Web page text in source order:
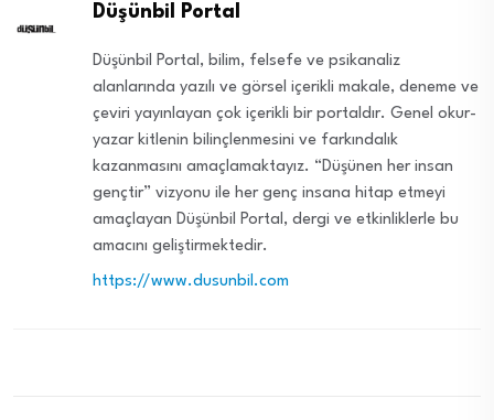
Düşünbil Portal
Düşünbil Portal, bilim, felsefe ve psikanaliz
alanlarında yazılı ve görsel içerikli makale, deneme ve
çeviri yayınlayan çok içerikli bir portaldır. Genel okur-
yazar kitlenin bilinçlenmesini ve farkındalık
kazanmasını amaçlamaktayız. “Düşünen her insan
gençtir” vizyonu ile her genç insana hitap etmeyi
amaçlayan Düşünbil Portal, dergi ve etkinliklerle bu
amacını geliştirmektedir.
https://www.dusunbil.com